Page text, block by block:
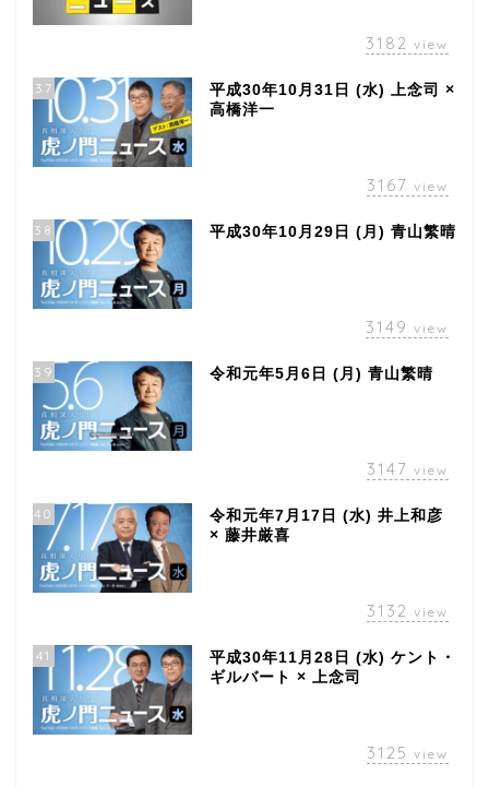
3182 view
37
平成30年10月31日 (水) 上念司 ×
高橋洋一
3167 view
38 平成30年10月29日 (月) 青山繁晴
3149 view
39 令和元年5月6日 (月) 青山繁晴
3147 view
40
令和元年7月17日 (水) 井上和彦
× 藤井厳喜
3132 view
41
平成30年11月28日 (水) ケント・
ギルバート × 上念司
3125 view